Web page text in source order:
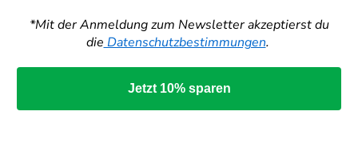
*Mit der Anmeldung zum Newsletter akzeptierst du
die Datenschutzbestimmungen.
Jetzt 10% sparen